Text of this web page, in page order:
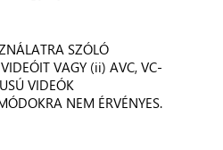
SZÓLÓ
VAGY (ii) AVC, VC-
VIDEÓK
NEM ÉRVÉNYES.